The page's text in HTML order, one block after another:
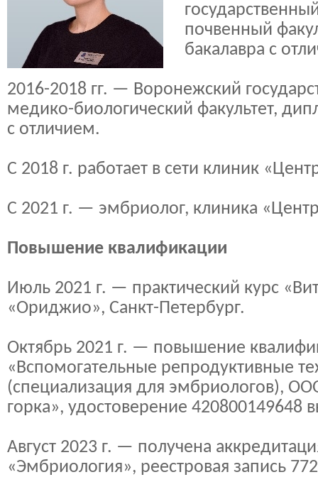
почвенный
бакалавра с
2016-2018 гг. — Воронежский
медико-биологический факультет,
с отличием.
С 2018 г. работает в сети клиник
С 2021 г. — эмбриолог, клиника
Повышение квалификации
Июль 2021 г. — практический курс
«Ориджио», Санкт-Петербург.
Октябрь 2021 г. — повышение
«Вспомогательные репродуктивные
(специализация для эмбриологов),
горка», удостоверение 420800149648
Август 2023 г. — получена
«Эмбриология», реестровая запись